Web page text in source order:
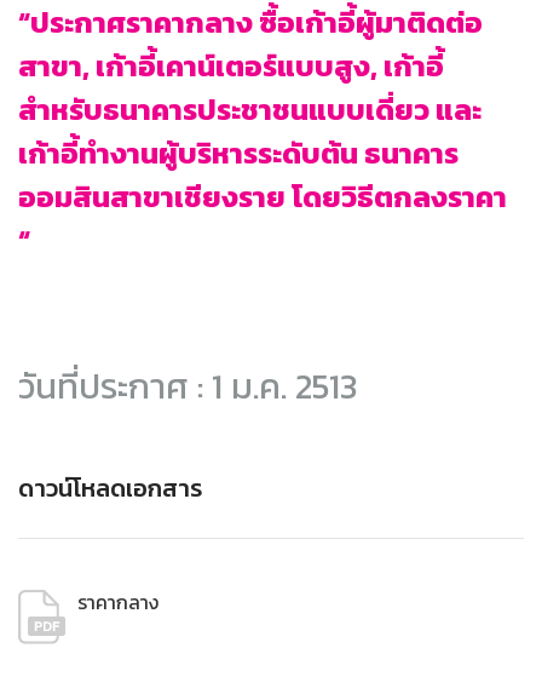
“ประกาศราคากลาง ซื้อเก้าอี้ผู้มาติดต่อ
สาขา, เก้าอี้เคาน์เตอร์แบบสูง, เก้าอี้
สำหรับธนาคารประชาชนแบบเดี่ยว และ
เก้าอี้ทำงานผู้บริหารระดับต้น ธนาคาร
ออมสินสาขาเชียงราย โดยวิธีตกลงราคา
“
วันที่ประกาศ : 1 ม.ค. 2513
ดาวน์โหลดเอกสาร
ราคากลาง